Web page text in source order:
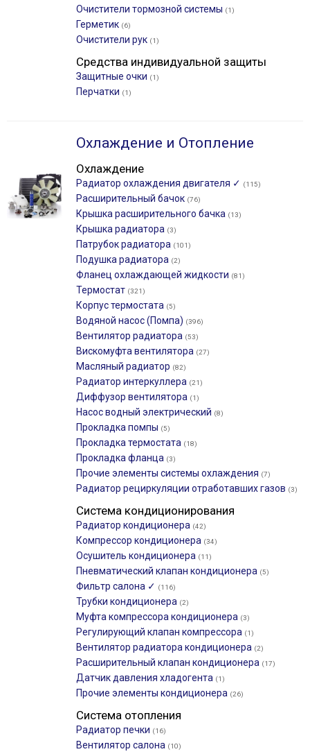
Очистители тормозной системы (1)
Герметик (6)
Очистители рук (1)
Средства индивидуальной защиты
Защитные очки (1)
Перчатки (1)
Охлаждение и Отопление
Охлаждение
Радиатор охлаждения двигателя ✓ (115)
Расширительный бачок (76)
Крышка расширительного бачка (13)
Крышка радиатора (3)
Патрубок радиатора (101)
Подушка радиатора (2)
Фланец охлаждающей жидкости (81)
Термостат (321)
Корпус термостата (5)
Водяной насос (Помпа) (396)
Вентилятор радиатора (53)
Вискомуфта вентилятора (27)
Масляный радиатор (82)
Радиатор интеркуллера (21)
Диффузор вентилятора (1)
Насос водный электрический (8)
Прокладка помпы (5)
Прокладка термостата (18)
Прокладка фланца (3)
Прочие элементы системы охлаждения (7)
Радиатор рециркуляции отработавших газов (3)
Система кондиционирования
Радиатор кондиционера (42)
Компрессор кондиционера (34)
Осушитель кондиционера (11)
Пневматический клапан кондиционера (5)
Фильтр салона ✓ (116)
Трубки кондиционера (2)
Муфта компрессора кондиционера (3)
Регулирующий клапан компрессора (1)
Вентилятор радиатора кондиционера (2)
Расширительный клапан кондиционера (17)
Датчик давления хладогента (1)
Прочие элементы кондиционера (26)
Система отопления
Радиатор печки (16)
Вентилятор салона (10)